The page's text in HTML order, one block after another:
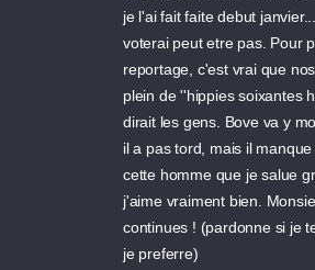
je l'ai fait faite debut
voterai peut etre pas. Pour
reportage, c'est vrai que
plein de ''hippies soixantes
dirait les gens. Bove va y
il a pas tord, mais il
cette homme que je salue
j'aime vraiment bien.
continues ! (pardonne si je
je preferre)